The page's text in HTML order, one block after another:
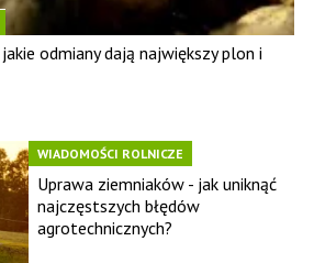
odmiany dają największy plon i
WIADOMOŚCI ROLNICZE
Uprawa ziemniaków - jak uniknąć
najczęstszych błędów
agrotechnicznych?